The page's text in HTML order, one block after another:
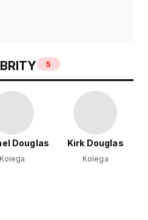
5
Douglas
Kolega
Kirk Douglas
Kolega